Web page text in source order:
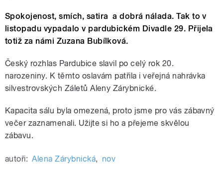
Spokojenost, smích, satira a dobrá nálada. Tak to v
listopadu vypadalo v pardubickém Divadle 29. Přijela
totiž za námi Zuzana Bubílková.
Český rozhlas Pardubice slavil po celý rok 20.
narozeniny. K těmto oslavám patřila i veřejná nahrávka
silvestrovských Záletů Aleny Zárybnické.
Kapacita sálu byla omezená, proto jsme pro vás zábavný
večer zaznamenali. Užijte si ho a přejeme skvělou
zábavu.
autoři: Alena Zárybnická, nov